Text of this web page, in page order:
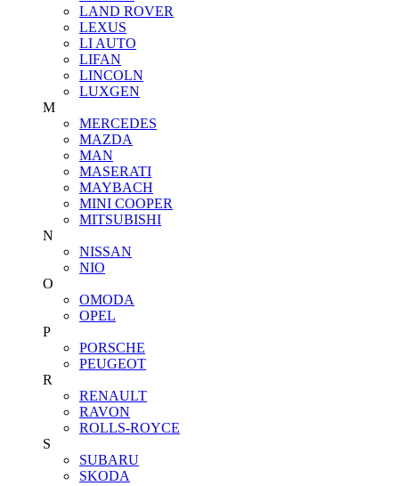
LAND ROVER
LEXUS
LI AUTO
LIFAN
LINCOLN
LUXGEN
M
MERCEDES
MAZDA
MAN
MASERATI
MAYBACH
MINI COOPER
MITSUBISHI
N
NISSAN
NIO
O
OMODA
OPEL
P
PORSCHE
PEUGEOT
R
RENAULT
RAVON
ROLLS-ROYCE
S
SUBARU
SKODA